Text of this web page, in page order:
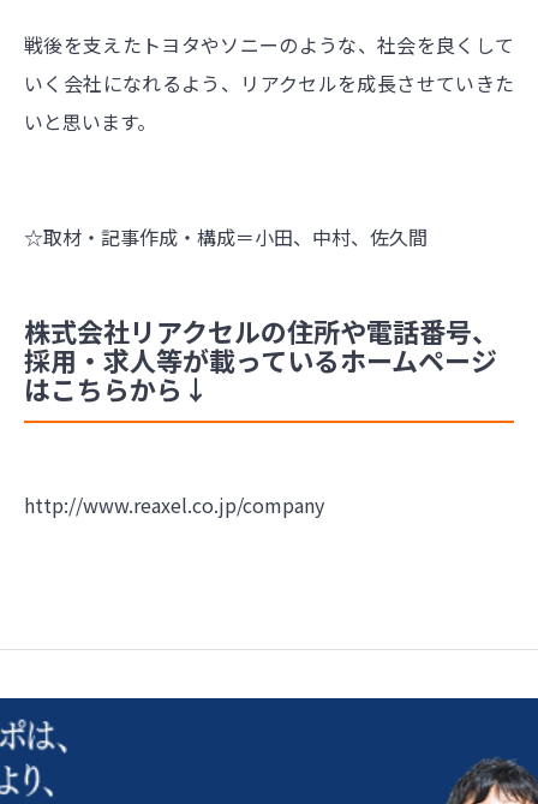
戦後を支えたトヨタやソニーのような、社会を良くして
いく会社になれるよう、リアクセルを成長させていきた
いと思います。
☆取材・記事作成・構成＝小田、中村、佐久間
株式会社リアクセルの住所や電話番号、
採用・求人等が載っているホームページ
はこちらから↓
http://www.reaxel.co.jp/company